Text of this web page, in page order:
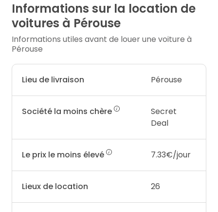
Informations sur la location de
voitures à Pérouse
Informations utiles avant de louer une voiture à
Pérouse
Lieu de livraison Pérouse
Société la moins chère
Secret
Deal
Le prix le moins élevé 7.33€/jour
Lieux de location 26